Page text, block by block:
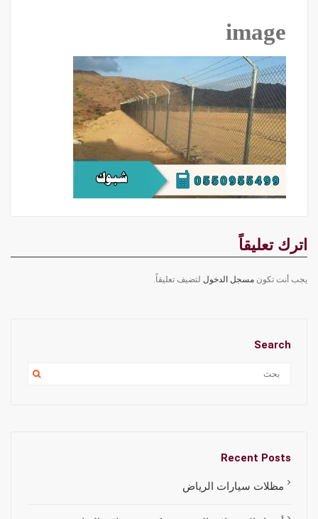
image
اترك تعليقاً
يجب أنت تكون مسجل الدخول لتضيف تعليقاً.
Search
Recent Posts
مظلات سيارات الرياض